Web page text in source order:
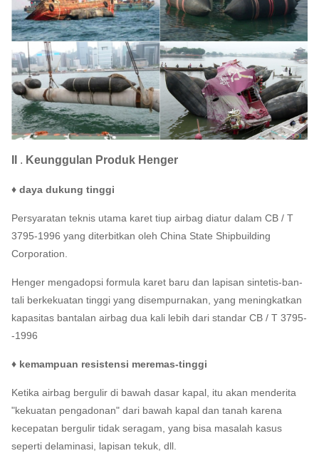
. Keunggulan Produk Henger
♦ daya dukung tinggi
Persyaratan teknis utama karet tiup airbag diatur dalam CB / T
3795-1996 yang diterbitkan oleh China State Shipbuilding
Corporation.
Henger mengadopsi formula karet baru dan lapisan sintetis-ban-
tali berkekuatan tinggi yang disempurnakan, yang meningkatkan
kapasitas bantalan airbag dua kali lebih dari standar CB / T 3795-
-1996
♦ kemampuan resistensi meremas-tinggi
Ketika airbag bergulir di bawah dasar kapal, itu akan menderita
"kekuatan pengadonan" dari bawah kapal dan tanah karena
kecepatan bergulir tidak seragam, yang bisa masalah kasus
seperti delaminasi, lapisan tekuk, dll.